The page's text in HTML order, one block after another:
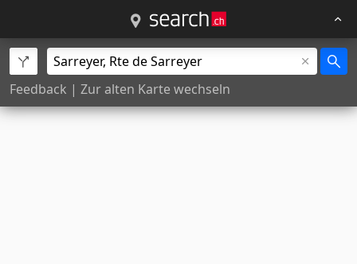
Feedback | Zur alten Karte wechseln